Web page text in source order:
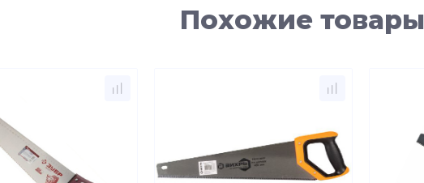
Похожие товары